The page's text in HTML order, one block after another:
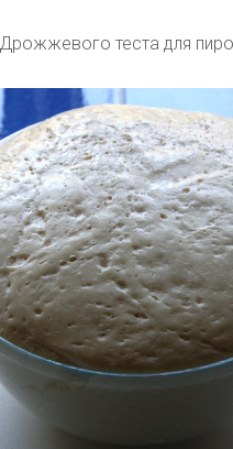
Дрожжевого теста для